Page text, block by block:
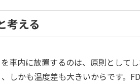
考える
車内に放置するのは、原則として
しかも温度差も大きいからです。